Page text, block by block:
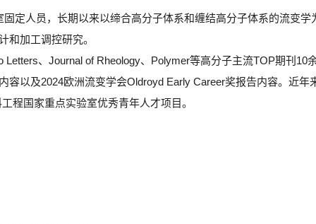
定人员，长期以来以缔合高分子体系和缠结高分子体系的流变学
和加工调控研究。
、Journal of Rheology、Polymer等高分子主流TOP期刊10
容以及2024欧洲流变学会Oldroyd Early Career奖报告内容。近年
程国家重点实验室优秀青年人才项目。